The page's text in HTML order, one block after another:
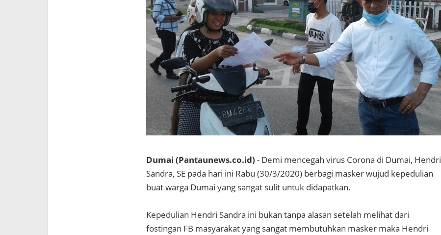
Dumai (Pantaunews.co.id) - Demi mencegah virus Corona di Dumai, Hendri
Sandra, SE pada hari ini Rabu (30/3/2020) berbagi masker wujud kepedulian
buat warga Dumai yang sangat sulit untuk didapatkan.
Kepedulian Hendri Sandra ini bukan tanpa alasan setelah melihat dari
fostingan FB masyarakat yang sangat membutuhkan masker maka Hendri